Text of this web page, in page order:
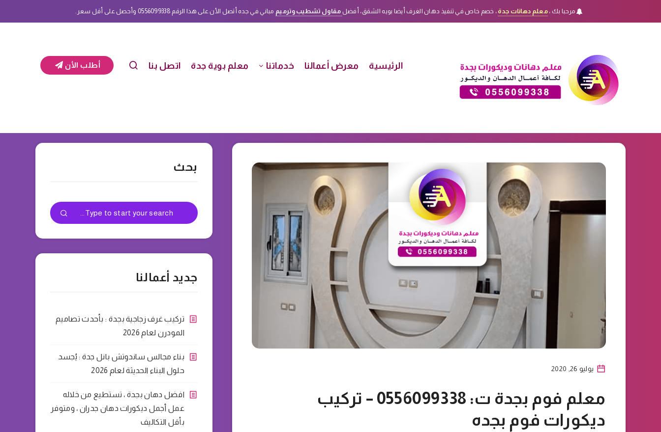
مرحبا بك ،معلم دهانات جدة ، خصم خاص في تنفيذ دهان الغرف أيضا بويه الشقق، أفضل مقاول تشطيب وترميم مباني في جده أتصل الأن على هذا الرقم 0556099338 وأحصل على أقل سعر.
الرئيسية معرض أعمالنا خدماتنا معلم بوية جدة اتصل بنا أطلب الأن
يوليو 26, 2020
معلم فوم بجدة ت: 0556099338 – تركيب
ديكورات فوم بجده
بحث
جديد أعمالنا
تركيب غرف زجاجية بجدة : بأحدث تصاميم
المودرن لعام 2026
بناء مجالس ساندوتش بانل جدة : يُجسد
حلول البناء الحديثة لعام 2026
افضل دهان بجدة ، تستطيع من خلاله
عمل أجمل ديكورات دهان جدران ، ومتوفر
بأقل التكاليف